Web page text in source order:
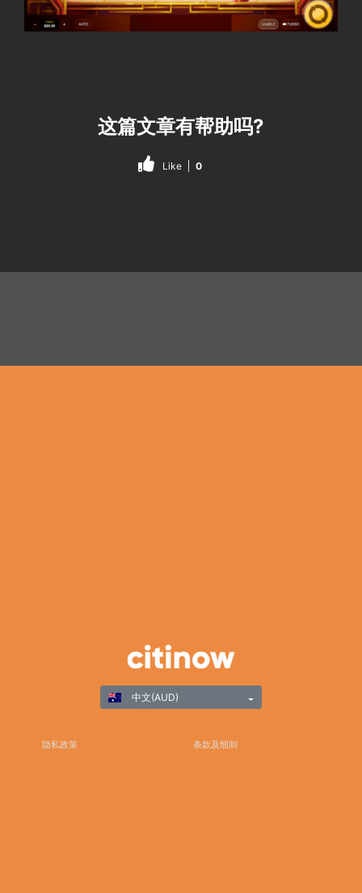
这篇文章有帮助吗?
Like 0
隐私政策 条款及细则
中文(AUD)